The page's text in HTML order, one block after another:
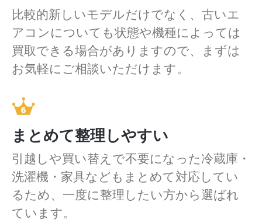
比較的新しいモデルだけでなく、古いエ
アコンについても状態や機種によっては
買取できる場合がありますので、まずは
お気軽にご相談いただけます。
まとめて整理しやすい
引越しや買い替えで不要になった冷蔵庫・
洗濯機・家具などもまとめて対応してい
るため、一度に整理したい方から選ばれ
ています。